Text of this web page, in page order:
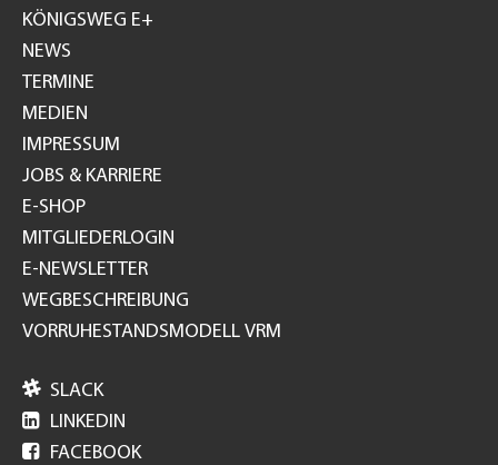
GH
KÖNIGSWEG E+
NEWS
TERMINE
MEDIEN
IMPRESSUM
JOBS & KARRIERE
E-SHOP
MITGLIEDERLOGIN
E-NEWSLETTER
WEGBESCHREIBUNG
VORRUHESTANDSMODELL VRM
 SLACK
 LINKEDIN
 FACEBOOK